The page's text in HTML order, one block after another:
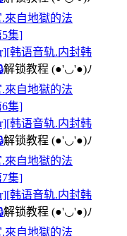
來自地獄的法
5集]
韩语音轨.内封韩
解锁教程 (●'◡'●)ﾉ
來自地獄的法
6集]
韩语音轨.内封韩
解锁教程 (●'◡'●)ﾉ
來自地獄的法
7集]
韩语音轨.内封韩
解锁教程 (●'◡'●)ﾉ
來自地獄的法